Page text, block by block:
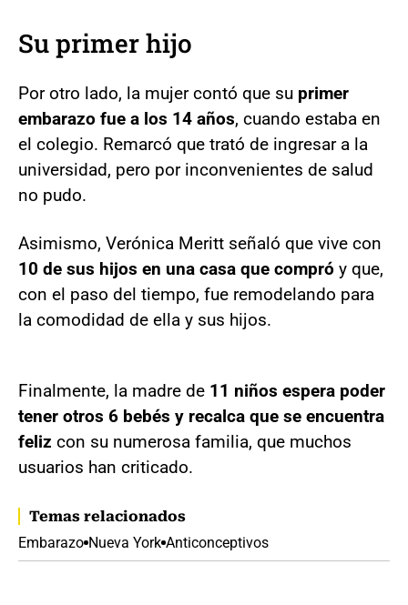
Su primer hijo
Por otro lado, la mujer contó que su primer
embarazo fue a los 14 años, cuando estaba en
el colegio. Remarcó que trató de ingresar a la
universidad, pero por inconvenientes de salud
no pudo.
Asimismo, Verónica Meritt señaló que vive con
10 de sus hijos en una casa que compró y que,
con el paso del tiempo, fue remodelando para
la comodidad de ella y sus hijos.
Finalmente, la madre de 11 niños espera poder
tener otros 6 bebés y recalca que se encuentra
feliz con su numerosa familia, que muchos
usuarios han criticado.
Temas relacionados
Embarazo Nueva York Anticonceptivos